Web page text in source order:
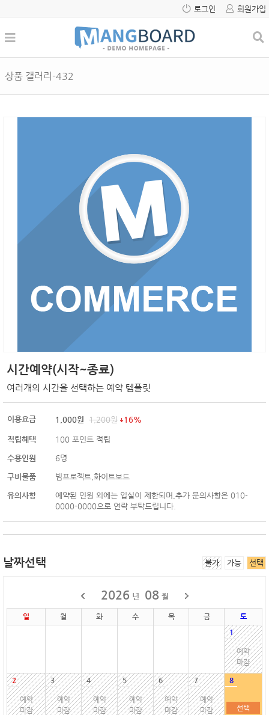
로그인 회원가입
상품 갤러리-432
시간예약(시작~종료)
여러개의 시간을 선택하는 예약 템플릿
이용요금 1,000원 1,200원 16%
적립혜택 100 포인트 적립
수용인원 6명
구비물품 빔프로젝트,화이트보드
유의사항
예약된 인원 외에는 입실이 제한되며,추가 문의사항은 010-
0000-0000으로 연락 부탁드립니다.
날짜선택 불가 가능 선택
2026 년 08 월
일 월 화 수 목 금
토
1
예약
마감
2
예약
마감
3
예약
마감
4
예약
마감
5
예약
마감
6
예약
마감
7
예약
마감
8
선택